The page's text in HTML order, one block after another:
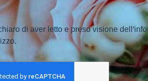
di aver letto e preso visione